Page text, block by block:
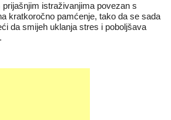
istraživanjima povezan s
kratkoročno pamćenje, tako da se sada
da smijeh uklanja stres i poboljšava